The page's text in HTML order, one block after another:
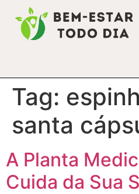
Tag:
santa
A Planta
Cuida da Sua